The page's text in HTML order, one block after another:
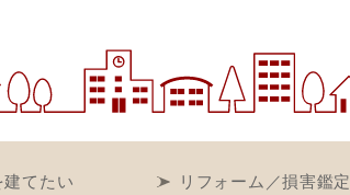
建てたい リフォーム／損害鑑定